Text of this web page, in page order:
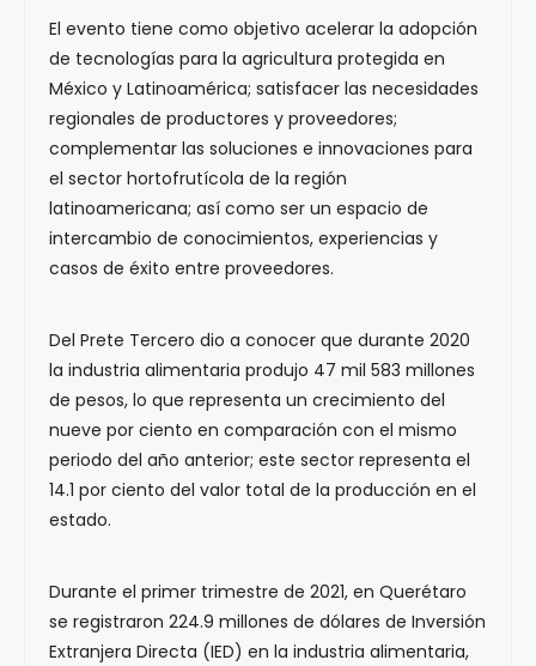
El evento tiene como objetivo acelerar la adopción
de tecnologías para la agricultura protegida en
México y Latinoamérica; satisfacer las necesidades
regionales de productores y proveedores;
complementar las soluciones e innovaciones para
el sector hortofrutícola de la región
latinoamericana; así como ser un espacio de
intercambio de conocimientos, experiencias y
casos de éxito entre proveedores.
Del Prete Tercero dio a conocer que durante 2020
la industria alimentaria produjo 47 mil 583 millones
de pesos, lo que representa un crecimiento del
nueve por ciento en comparación con el mismo
periodo del año anterior; este sector representa el
14.1 por ciento del valor total de la producción en el
estado.
Durante el primer trimestre de 2021, en Querétaro
se registraron 224.9 millones de dólares de Inversión
Extranjera Directa (IED) en la industria alimentaria,